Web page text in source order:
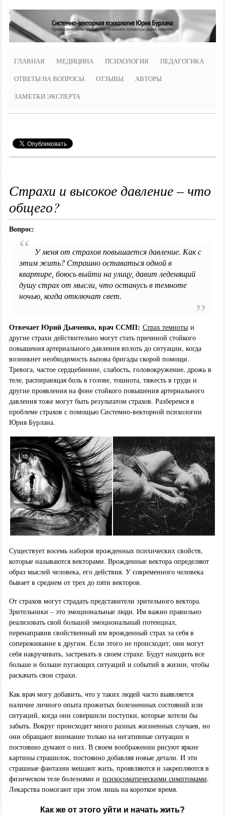
ГЛАВНАЯ МЕДИЦИНА ПСИХОЛОГИЯ ПЕДАГОГИКА
ОТВЕТЫ НА ВОПРОСЫ ОТЗЫВЫ АВТОРЫ
ЗАМЕТКИ ЭКСПЕРТА
Страхи и высокое давление – что
общего?
Вопрос:
У меня от страхов повышается давление. Как с
этим жить? Страшно оставаться одной в
квартире, боюсь выйти на улицу, давит леденящий
душу страх от мысли, что останусь в темноте
ночью, когда отключат свет.
Отвечает Юрий Дьяченко, врач ССМП: Страх темнотыи
другие страхи действительно могут стать причиной стойкого
повышения артериального давления вплоть до ситуации, когда
возникнет необходимость вызова бригады скорой помощи.
Тревога, частое сердцебиение, слабость, головокружение, дрожь в
теле, распирающая боль в голове, тошнота, тяжесть в груди и
другие проявления на фоне стойкого повышения артериального
давления тоже могут быть результатом страхов. Разберемся в
проблеме страхов с помощью Системно-векторной психологии
Юрия Бурлана.
Существует восемь наборов врожденных психических свойств,
которые называются векторами. Врожденные вектора определяют
образ мыслей человека, его действия. У современного человека
бывает в среднем от трех до пяти векторов.
От страхов могут страдать представители зрительного вектора.
Зрительники – это эмоциональные люди. Им важно правильно
реализовать свой большой эмоциональный потенциал,
перенаправив свойственный им врожденный страх за себя в
сопереживание к другим. Если этого не происходит, они могут
себя накручивать, застревать в своем страхе. Будут находить все
больше и больше пугающих ситуаций и событий в жизни, чтобы
раскачать свои страхи.
Как врач могу добавить, что у таких людей часто выявляется
наличие личного опыта прожитых болезненных состояний или
ситуаций, когда они совершили поступки, которые хотели бы
забыть. Вокруг происходит много разных жизненных случаев, но
они обращают внимание только на негативные ситуации и
постоянно думают о них. В своем воображении рисуют яркие
картины страшилок, постоянно добавляя новые детали. И эти
страшные фантазии мешают жить, проявляются и закрепляются в
физическом теле болезнями и психосоматическими симптомами.
Лекарства помогают при этом лишь на короткое время.
Как же от этого уйти и начать жить?